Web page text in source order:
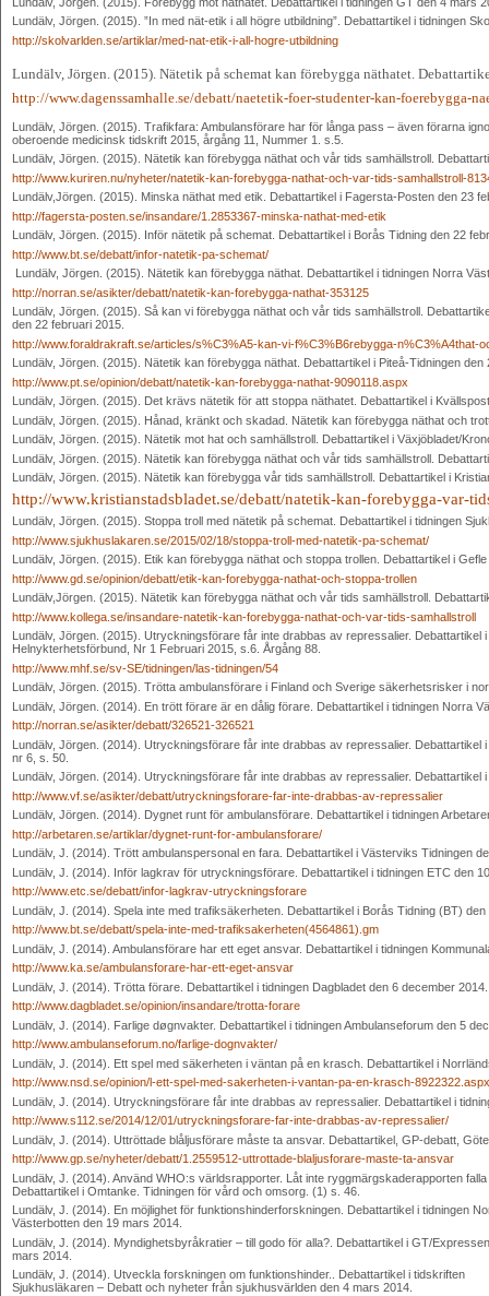
Lundälv, Jörgen. (2015). ”In med nät-etik i all högre utbildning”. Debattartikel i tidningen
http://skolvarlden.se/artiklar/med-nat-etik-i-all-hogre-utbildning
Lundälv, Jörgen. (2015). Nätetik på schemat kan förebygga näthatet.
http://www.dagenssamhalle.se/debatt/naetetik-foer-studenter-kan-foerebygga-
Lundälv, Jörgen. (2015). Trafikfara: Ambulansförare har för långa pass – även förarna
oberoende medicinsk tidskrift 2015, årgång 11, Nummer 1. s.5.
Lundälv, Jörgen. (2015). Nätetik kan förebygga näthat och vår tids samhällstroll.
http://www.kuriren.nu/nyheter/natetik-kan-forebygga-nathat-och-var-tids-samhallstroll-
Lundälv,Jörgen. (2015). Minska näthat med etik. Debattartikel i Fagersta-Posten den 23
http://fagersta-posten.se/insandare/1.2853367-minska-nathat-med-etik
Lundälv, Jörgen. (2015). Inför nätetik på schemat. Debattartikel i Borås Tidning den 22
http://www.bt.se/debatt/infor-natetik-pa-schemat/
Lundälv, Jörgen. (2015). Nätetik kan förebygga näthat. Debattartikel i tidningen Norra
http://norran.se/asikter/debatt/natetik-kan-forebygga-nathat-353125
Lundälv, Jörgen. (2015). Så kan vi förebygga näthat och vår tids samhällstroll.
den 22 februari 2015.
http://www.foraldrakraft.se/articles/s%C3%A5-kan-vi-f%C3%B6rebygga-n%C3%A4that-
Lundälv, Jörgen. (2015). Nätetik kan förebygga näthat. Debattartikel i Piteå-Tidningen den
http://www.pt.se/opinion/debatt/natetik-kan-forebygga-nathat-9090118.aspx
Lundälv, Jörgen. (2015). Det krävs nätetik för att stoppa näthatet. Debattartikel i
Lundälv, Jörgen. (2015). Hånad, kränkt och skadad. Nätetik kan förebygga näthat och
Lundälv, Jörgen. (2015). Nätetik mot hat och samhällstroll. Debattartikel i Växjöbladet/
Lundälv, Jörgen. (2015). Nätetik kan förebygga näthat och vår tids samhällstroll.
Lundälv, Jörgen. (2015). Nätetik kan förebygga vår tids samhällstroll. Debattartikel i
http://www.kristianstadsbladet.se/debatt/natetik-kan-forebygga-var-
Lundälv, Jörgen. (2015). Stoppa troll med nätetik på schemat. Debattartikel i tidningen
http://www.sjukhuslakaren.se/2015/02/18/stoppa-troll-med-natetik-pa-schemat/
Lundälv, Jörgen. (2015). Etik kan förebygga näthat och stoppa trollen. Debattartikel i
http://www.gd.se/opinion/debatt/etik-kan-forebygga-nathat-och-stoppa-trollen
Lundälv,Jörgen. (2015). Nätetik kan förebygga näthat och vår tids samhällstroll.
http://www.kollega.se/insandare-natetik-kan-forebygga-nathat-och-var-tids-samhallstroll
Lundälv, Jörgen. (2015). Utryckningsförare får inte drabbas av repressalier.
Helnykterhetsförbund, Nr 1 Februari 2015, s.6. Årgång 88.
http://www.mhf.se/sv-SE/tidningen/las-tidningen/54
Lundälv, Jörgen. (2015). Trötta ambulansförare i Finland och Sverige säkerhetsrisker i
Lundälv, Jörgen. (2014). En trött förare är en dålig förare. Debattartikel i tidningen Norra
http://norran.se/asikter/debatt/326521-326521
Lundälv, Jörgen. (2014). Utryckningsförare får inte drabbas av repressalier.
nr 6, s. 50.
Lundälv, Jörgen. (2014). Utryckningsförare får inte drabbas av repressalier.
http://www.vf.se/asikter/debatt/utryckningsforare-far-inte-drabbas-av-repressalier
Lundälv, Jörgen. (2014). Dygnet runt för ambulansförare. Debattartikel i tidningen
http://arbetaren.se/artiklar/dygnet-runt-for-ambulansforare/
Lundälv, J. (2014). Trött ambulanspersonal en fara. Debattartikel i Västerviks Tidningen
Lundälv, J. (2014). Inför lagkrav för utryckningsförare. Debattartikel i tidningen ETC den
http://www.etc.se/debatt/infor-lagkrav-utryckningsforare
Lundälv, J. (2014). Spela inte med trafiksäkerheten. Debattartikel i Borås Tidning (BT)
http://www.bt.se/debatt/spela-inte-med-trafiksakerheten(4564861).gm
Lundälv, J. (2014). Ambulansförare har ett eget ansvar. Debattartikel i tidningen
http://www.ka.se/ambulansforare-har-ett-eget-ansvar
Lundälv, J. (2014). Trötta förare. Debattartikel i tidningen Dagbladet den 6 december 2014.
http://www.dagbladet.se/opinion/insandare/trotta-forare
Lundälv, J. (2014). Farlige døgnvakter. Debattartikel i tidningen Ambulanseforum den 5
http://www.ambulanseforum.no/farlige-dognvakter/
Lundälv, J. (2014). Ett spel med säkerheten i väntan på en krasch. Debattartikel i
http://www.nsd.se/opinion/l-ett-spel-med-sakerheten-i-vantan-pa-en-krasch-8922322.aspx
Lundälv, J. (2014). Utryckningsförare får inte drabbas av repressalier.
http://www.s112.se/2014/12/01/utryckningsforare-far-inte-drabbas-av-repressalier/
Lundälv, J. (2014). Uttröttade blåljusförare måste ta ansvar. Debattartikel, GP-debatt,
http://www.gp.se/nyheter/debatt/1.2559512-uttrottade-blaljusforare-maste-ta-ansvar
Lundälv, J. (2014). Använd WHO:s världsrapporter. Låt inte ryggmärgskaderapporten
Debattartikel i Omtanke. Tidningen för vård och omsorg. (1) s. 46.
Lundälv, J. (2014). En möjlighet för funktionshinderforskningen. Debattartikel i tidningen
Västerbotten den 19 mars 2014.
Lundälv, J. (2014). Myndighetsbyråkratier – till godo för alla?. Debattartikel i GT/
mars 2014.
Lundälv, J. (2014). Utveckla forskningen om funktionshinder.. Debattartikel i tidskriften
Sjukhusläkaren – Debatt och nyheter från sjukhusvärlden den 4 mars 2014.